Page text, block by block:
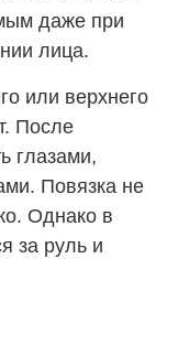
даже при
лица.
или верхнего
После
глазами,
Повязка не
Однако в
за руль и